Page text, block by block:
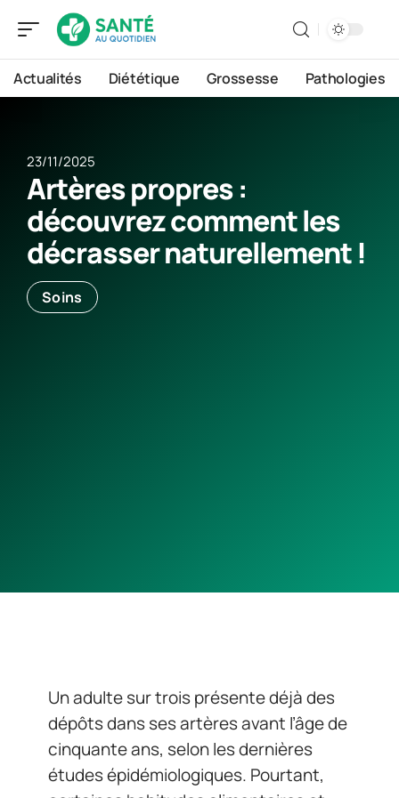
Actualités Diététique Grossesse Pathologies
23/11/2025
Artères propres :
découvrez comment les
décrasser naturellement !
Soins
Un adulte sur trois présente déjà des
dépôts dans ses artères avant l’âge de
cinquante ans, selon les dernières
études épidémiologiques. Pourtant,